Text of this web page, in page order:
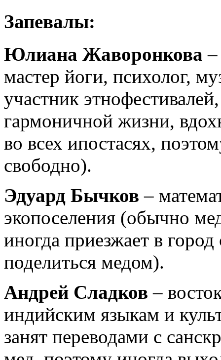
Запевалы:
Юлиана Жаворонкова –
мастер йоги, психолог,
участник
гармоничной жизни,
во всех ипостасях,
свободно).
Эдуард Бычков–
экопоселения (обычно
иногда приезжает в
поделиться медом).
Андрей Сладков–
индийским языкам и
занят переводами с